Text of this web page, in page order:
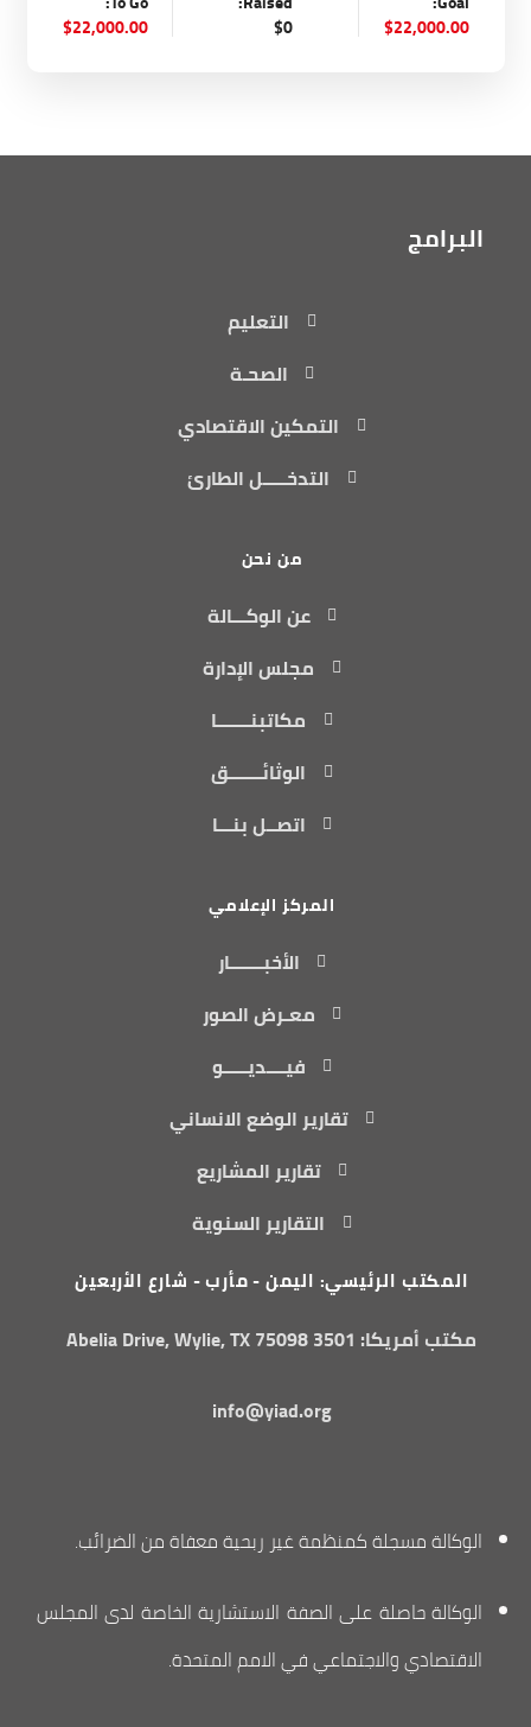
$22,000.00
$0
$22,000.00
البرامج
التعليم
الصحـة
التمكين الاقتصادي
التدخـــــل الطارئ
من نحن
عن الوكـــالة
مجلس الإدارة
مكاتبنـــــــا
الوثائـــــــق
اتصــل بنـــا
المركز الإعلامي
الأخبـــــــار
معـرض الصور
فيــــديـــــو
تقارير الوضع الانساني
تقارير المشاريع
التقارير السنوية
المكتب الرئيسي: اليمن - مأرب - شارع الأربعين
مكتب أمريكا: 3501 Abelia Drive, Wylie, TX 75098
info@yiad.org
الوكالة مسجلة كمنظمة غير ربحية معفاة من الضرائب.
الوكالة حاصلة على الصفة الاستشارية الخاصة لدى المجلس
الاقتصادي والاجتماعي في الامم المتحدة.